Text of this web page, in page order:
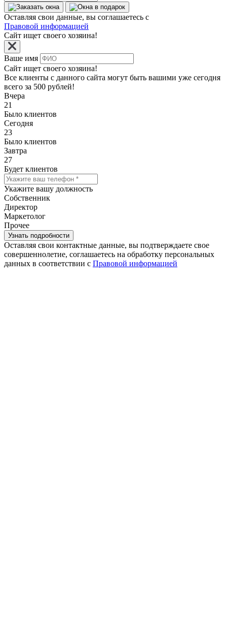
Оставляя свои данные, вы соглашаетесь с
Правовой информацией
Сайт ищет своего хозяина!
Ваше имя
Сайт ищет своего хозяина!
Все клиенты с данного сайта могут быть вашими уже сегодня
всего за 500 рублей!
Вчера
21
Было клиентов
Сегодня
23
Было клиентов
Завтра
27
Будет клиентов
Укажите вашу должность
Собственник
Директор
Маркетолог
Прочее
Оставляя свои контактные данные, вы подтверждаете свое
совершеннолетие, соглашаетесь на обработку персональных
данных в соответствии с Правовой информацией